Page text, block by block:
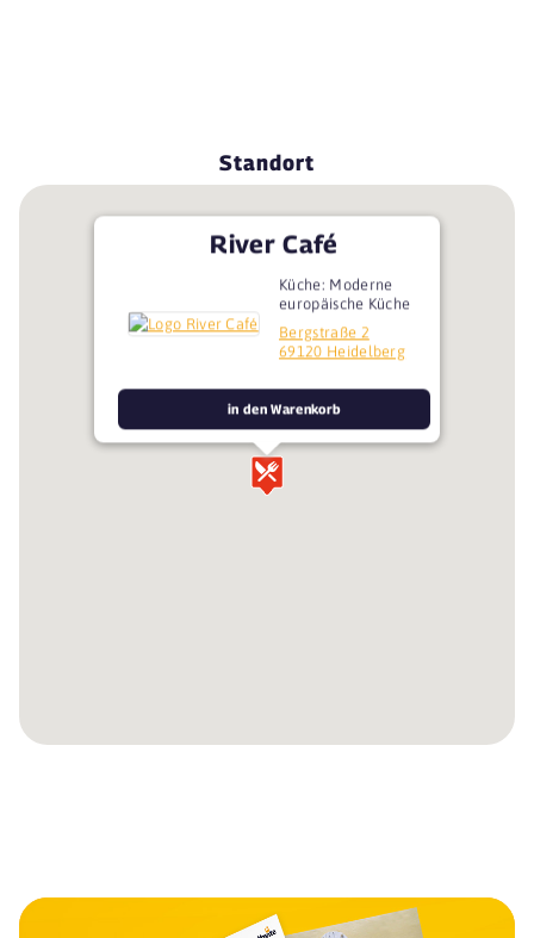
Standort
River Café
Küche: Moderne
europäische Küche
Bergstraße 2
69120 Heidelberg
in den Warenkorb